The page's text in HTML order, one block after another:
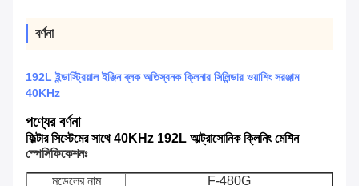
বর্ণনা
192L ইন্ডাস্ট্রিয়াল ইঞ্জিন ব্লক অতিস্বনক ক্লিনার সিলিন্ডার ওয়াশিং সরঞ্জাম
40KHz
পণ্যের বর্ণনা
ফিল্টার সিস্টেমের সাথে 40KHz 192L আল্ট্রাসোনিক ক্লিনিং মেশিন
স্পেসিফিকেশনঃ
মডেলের নাম
F-480G